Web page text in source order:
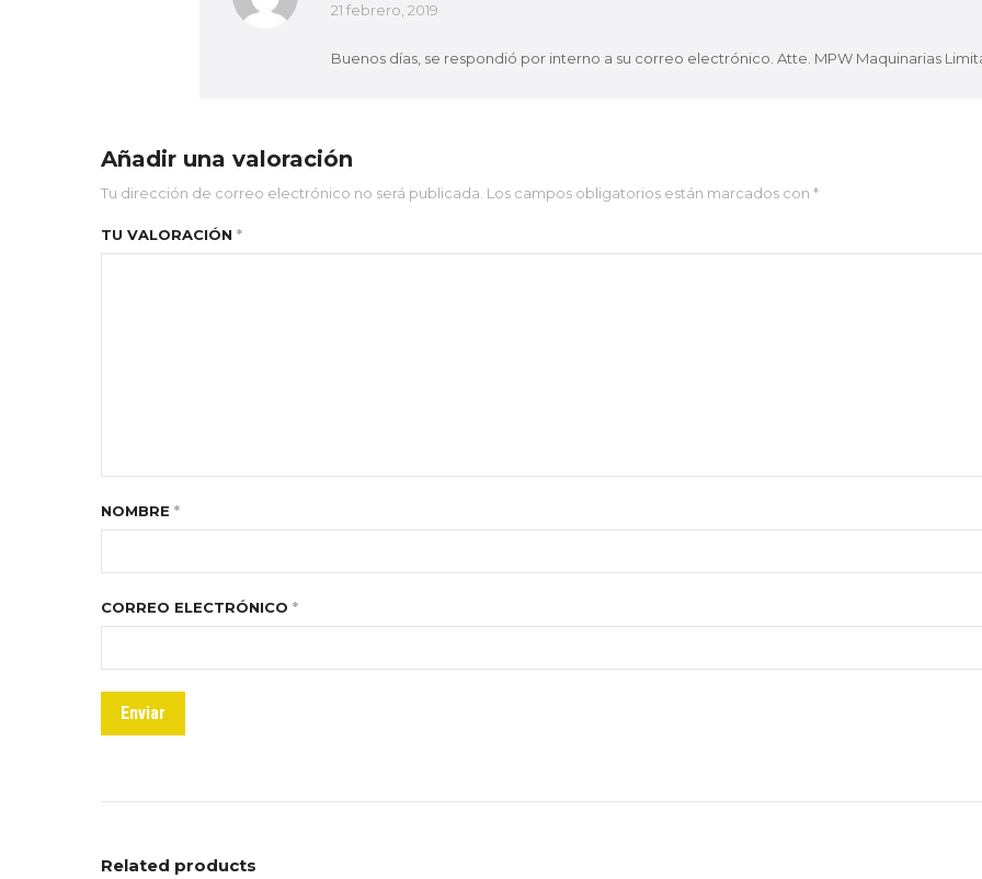
21 febrero, 2019
Buenos días, se respondió por interno a su correo electrónico. Atte. MPW Maquinarias
Añadir una valoración
Tu dirección de correo electrónico no será publicada. Los campos obligatorios están marcados con *
TU VALORACIÓN *
NOMBRE *
CORREO ELECTRÓNICO *
Related products